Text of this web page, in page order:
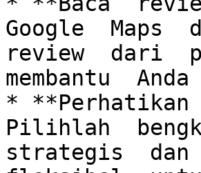
Google  Maps
review  dari
membantu
*
Pilihlah
strategis  dan